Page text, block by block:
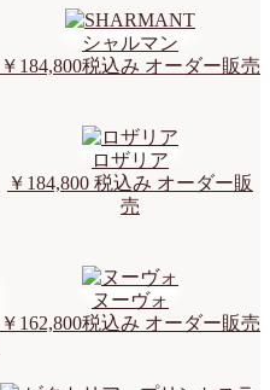
シャルマン
￥184,800税込み オーダー販売
ロザリア
￥184,800 税込み オーダー販
売
ヌーヴォ
￥162,800税込み オーダー販売